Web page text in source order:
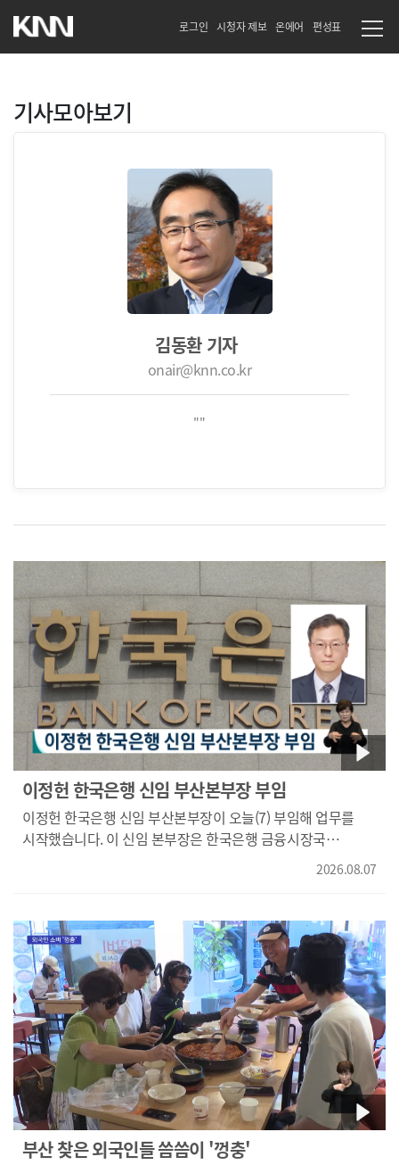
로그인 시청자 제보 온에어 편성표
기사모아보기
김동환 기자
onair@knn.co.kr
""
이정헌 한국은행 신임 부산본부장 부임
이정헌 한국은행 신임 부산본부장이 오늘(7) 부임해 업무를
시작했습니다. 이 신임 본부장은 한국은행 금융시장국
부국장과 금융시장, 금융결제 등 핵심 부서를 거친 금융
부산경제 발전에 기여하겠다고 밝혔습니다.
2026.08.07
부산 찾은 외국인들 씀씀이 '껑충'